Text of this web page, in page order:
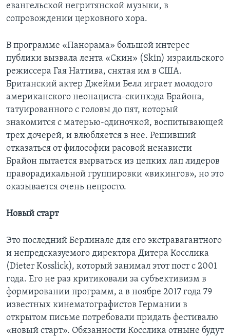
евангельской негритянской музыки, в
сопровождении церковного хора.
В программе «Панорама» большой интерес
публики вызвала лента «Скин» (Skin) израильского
режиссера Гая Наттива, снятая им в США.
Британский актер Джейми Белл играет молодого
американского неонациста-скинхэда Брайона,
татуированного с головы до пят, который
знакомится с матерью-одиночкой, воспитывающей
трех дочерей, и влюбляется в нее. Решивший
отказаться от философии расовой ненависти
Брайон пытается вырваться из цепких лап лидеров
праворадикальной группировки «викингов», но это
оказывается очень непросто.
Новый старт
Это последний Берлинале для его экстравагантного
и непредсказуемого директора Дитера Косслика
(Dieter Kosslick), который занимал этот пост с 2001
года. Его не раз критиковали за субъективизм в
формировании программ, а в ноябре 2017 года 79
известных кинематографистов Германии в
открытом письме потребовали придать фестивалю
«новый старт». Обязанности Косслика отныне будут